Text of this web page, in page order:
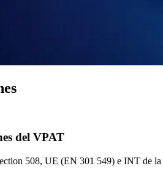
del VPAT
508, UE (EN 301 549) e INT de